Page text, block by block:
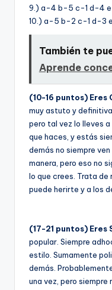
9.) a-4 b-5 c-1 d-4
10.) a-5 b-2 c-1 d-3
También te
Aprende
(10-16 puntos) Eres
muy astuto y
pero tal vez lo lleves
que haces, y estás
demás no siempre
manera, pero eso no
lo que crees. Trata
puede herirte y a los
(17-21 puntos) Eres
popular. Siempre
estilo. Sumamente
demás.
una vez, pero siempre